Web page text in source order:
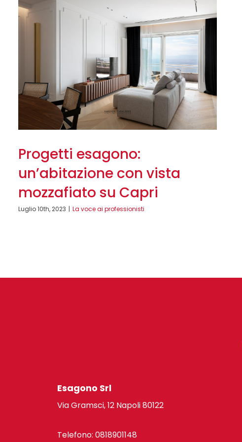
Progetti esagono:
un’abitazione con vista
mozzafiato su Capri
Luglio 10th, 2023 | La voce ai professionisti
Esagono Srl
Via Gramsci, 12 Napoli 80122
Telefono: 0818901148